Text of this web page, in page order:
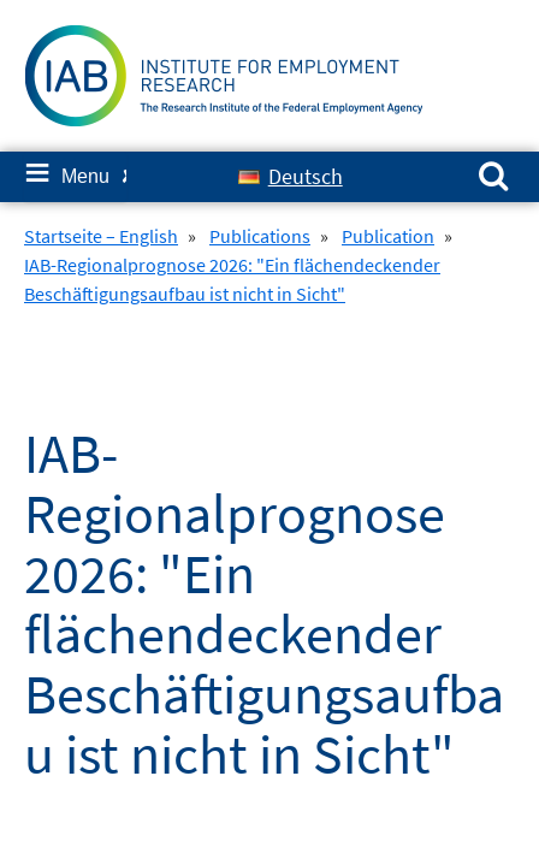
content
≡ Menu ✘ Deutsch
Search for:
Startseite – English » Publications » Publication »
IAB-Regionalprognose 2026: "Ein flächendeckender
Beschäftigungsaufbau ist nicht in Sicht"
IAB-
Regionalprognose
2026: "Ein
flächendeckender
Beschäftigungsaufba
u ist nicht in Sicht"